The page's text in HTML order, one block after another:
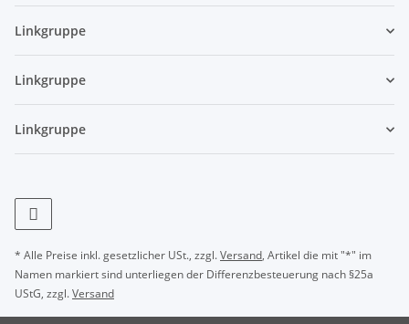
Linkgruppe
Linkgruppe
Linkgruppe
* Alle Preise inkl. gesetzlicher USt., zzgl.Versand, Artikel die mit "*" im
Namen markiert sind unterliegen der Differenzbesteuerung nach §25a
UStG, zzgl.Versand